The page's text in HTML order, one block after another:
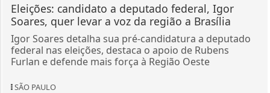
Eleições: candidato a deputado federal, Igor
Soares, quer levar a voz da região a Brasília
Igor Soares detalha sua pré-candidatura a deputado
federal nas eleições, destaca o apoio de Rubens
Furlan e defende mais força à Região Oeste
SÃO PAULO